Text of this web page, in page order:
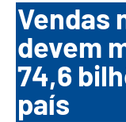
Vendas
devem
74,6
país